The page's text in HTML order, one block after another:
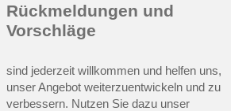
Rückmeldungen und
Vorschläge
sind jederzeit willkommen und helfen uns,
unser Angebot weiterzuentwickeln und zu
verbessern. Nutzen Sie dazu unser